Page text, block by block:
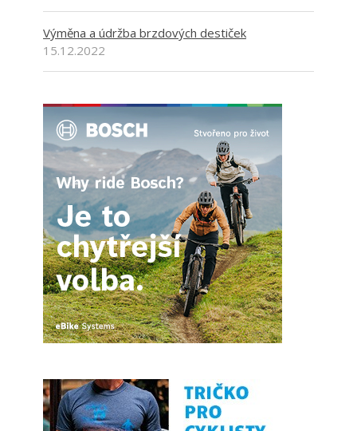
Výměna a údržba brzdových destiček
15.12.2022